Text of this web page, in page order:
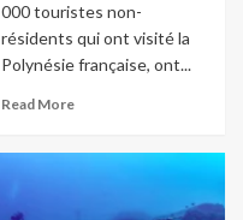
000 touristes non-
résidents qui ont visité la
Polynésie française, ont...
Read More